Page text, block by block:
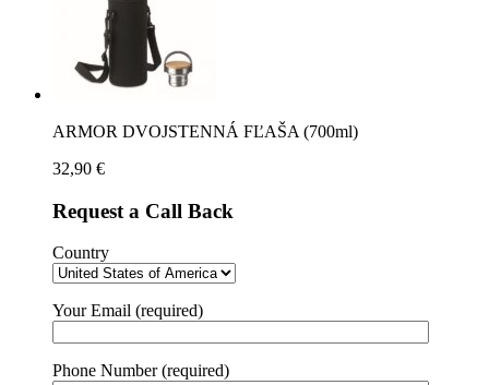
ARMOR DVOJSTENNÁ FĽAŠA (700ml)
32,90 €
Request a Call Back
Country
Your Email (required)
Phone Number (required)